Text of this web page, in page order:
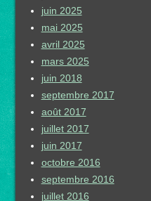
juin 2025
mai 2025
avril 2025
mars 2025
juin 2018
septembre 2017
août 2017
juillet 2017
juin 2017
octobre 2016
septembre 2016
juillet 2016